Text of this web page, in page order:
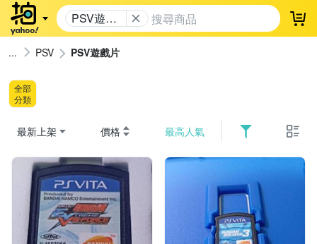
PSV遊戲
片
登
PSV PSV遊戲片
全部
分類
最新上架 價格 最高人氣